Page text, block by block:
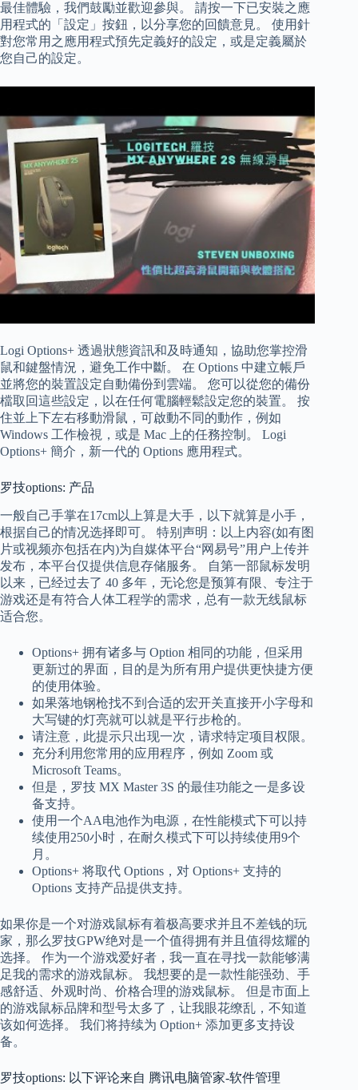
最佳體驗，我們鼓勵並歡迎參與。 請按一下已安裝之應
用程式的「設定」按鈕，以分享您的回饋意見。 使用針
對您常用之應用程式預先定義好的設定，或是定義屬於
您自己的設定。
Logi Options+ 透過狀態資訊和及時通知，協助您掌控滑
鼠和鍵盤情況，避免工作中斷。 在 Options 中建立帳戶
並將您的裝置設定自動備份到雲端。 您可以從您的備份
檔取回這些設定，以在任何電腦輕鬆設定您的裝置。 按
住並上下左右移動滑鼠，可啟動不同的動作，例如
Windows 工作檢視，或是 Mac 上的任務控制。 Logi
Options+ 簡介，新一代的 Options 應用程式。
罗技options: 产品
一般自己手掌在17cm以上算是大手，以下就算是小手，
根据自己的情况选择即可。 特别声明：以上内容(如有图
片或视频亦包括在内)为自媒体平台“网易号”用户上传并
发布，本平台仅提供信息存储服务。 自第一部鼠标发明
以来，已经过去了 40 多年，无论您是预算有限、专注于
游戏还是有符合人体工程学的需求，总有一款无线鼠标
适合您。
Options+ 拥有诸多与 Option 相同的功能，但采用
更新过的界面，目的是为所有用户提供更快捷方便
的使用体验。
如果落地钢枪找不到合适的宏开关直接开小字母和
大写键的灯亮就可以就是平行步枪的。
请注意，此提示只出现一次，请求特定项目权限。
充分利用您常用的应用程序，例如 Zoom 或
Microsoft Teams。
但是，罗技 MX Master 3S 的最佳功能之一是多设
备支持。
使用一个AA电池作为电源，在性能模式下可以持
续使用250小时，在耐久模式下可以持续使用9个
月。
Options+ 将取代 Options，对 Options+ 支持的
Options 支持产品提供支持。
如果你是一个对游戏鼠标有着极高要求并且不差钱的玩
家，那么罗技GPW绝对是一个值得拥有并且值得炫耀的
选择。 作为一个游戏爱好者，我一直在寻找一款能够满
足我的需求的游戏鼠标。 我想要的是一款性能强劲、手
感舒适、外观时尚、价格合理的游戏鼠标。 但是市面上
的游戏鼠标品牌和型号太多了，让我眼花缭乱，不知道
该如何选择。 我们将持续为 Option+ 添加更多支持设
备。
罗技options: 以下评论来自 腾讯电脑管家-软件管理